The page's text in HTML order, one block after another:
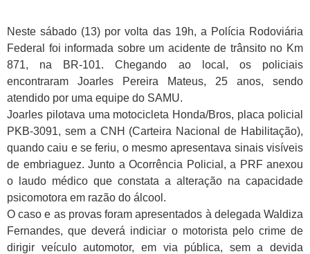
Neste sábado (13) por volta das 19h, a Polícia Rodoviária
Federal foi informada sobre um acidente de trânsito no Km
871, na BR-101. Chegando ao local, os policiais
encontraram Joarles Pereira Mateus, 25 anos, sendo
atendido por uma equipe do SAMU.
Joarles pilotava uma motocicleta Honda/Bros, placa policial
PKB-3091, sem a CNH (Carteira Nacional de Habilitação),
quando caiu e se feriu, o mesmo apresentava sinais visíveis
de embriaguez. Junto a Ocorrência Policial, a PRF anexou
o laudo médico que constata a alteração na capacidade
psicomotora em razão do álcool.
O caso e as provas foram apresentados à delegada Waldiza
Fernandes, que deverá indiciar o motorista pelo crime de
dirigir veículo automotor, em via pública, sem a devida